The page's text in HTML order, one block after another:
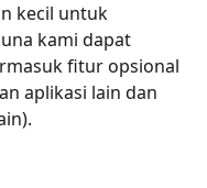
kecil untuk
kami dapat
fitur opsional
aplikasi lain dan